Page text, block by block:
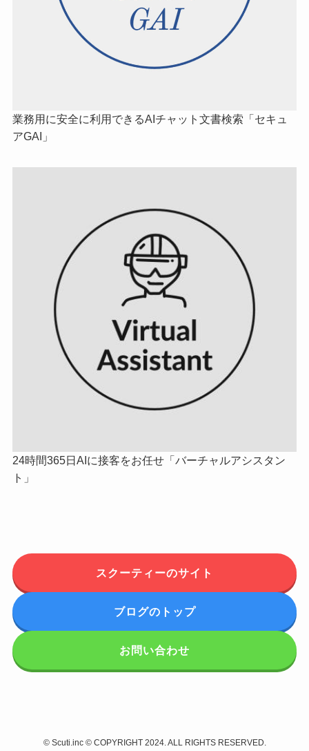
業務用に安全に利用できるAIチャット文書検索「セキュ
アGAI」
24時間365日AIに接客をお任せ「バーチャルアシスタン
ト」
スクーティーのサイト
ブログのトップ
お問い合わせ
©Scuti.inc © COPYRIGHT 2024. ALL RIGHTS RESERVED.